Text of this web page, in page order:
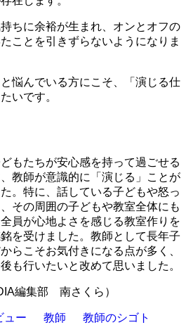
ちに余裕が生まれ、オンとオフの
ことを引きずらないようになりま
悩んでいる方にこそ、「演じる仕
いです。
もたちが安心感を持って過ごせる
教師が意識的に「演じる」ことが
。特に、話している子どもや怒っ
その周囲の子どもや教室全体にも
員が心地よさを感じる教室作りを
を受けました。教師として長年子
らこそお気付きになる点が多く、
も行いたいと改めて思いました。
編集部 南さくら）
ュー 教師
教師のシゴト